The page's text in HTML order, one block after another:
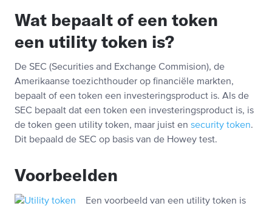
Wat bepaalt of een token
een utility token is?
De SEC (Securities and Exchange Commision), de
Amerikaanse toezichthouder op financiële markten,
bepaalt of een token een investeringsproduct is. Als de
SEC bepaalt dat een token een investeringsproduct is, is
de token geen utility token, maar juist en security token.
Dit bepaald de SEC op basis van de Howey test.
Voorbeelden
Een voorbeeld van een utility token is